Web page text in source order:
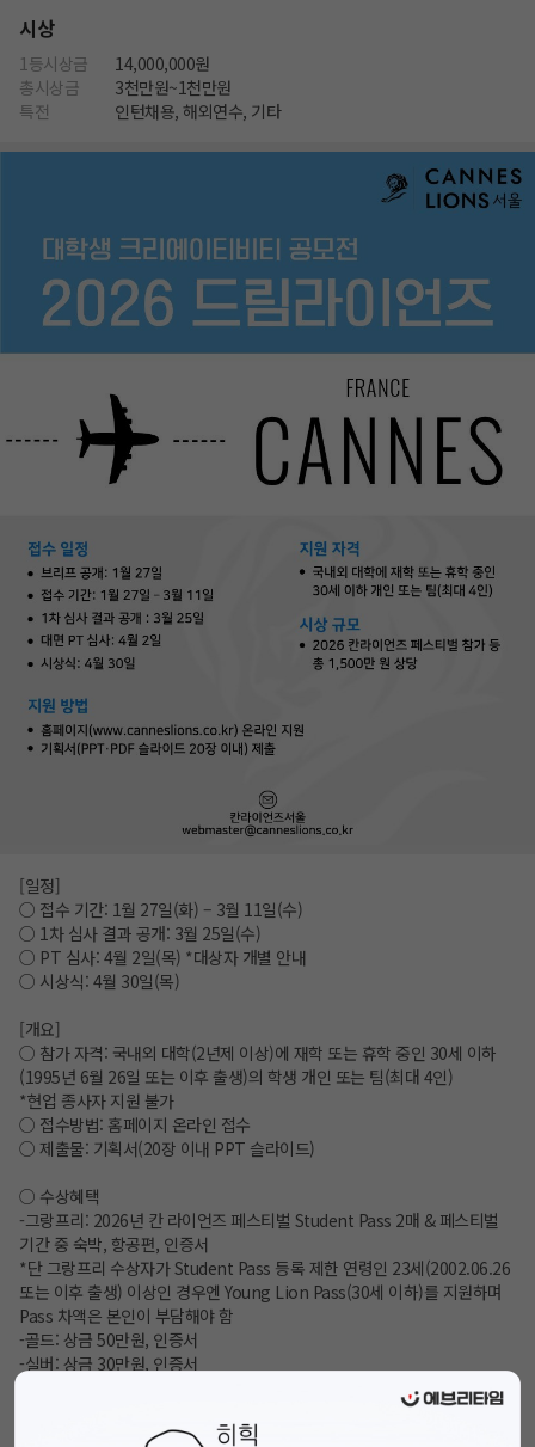
시상
1등시상금
14,000,000원
총시상금
3천만원~1천만원
특전
인턴채용, 해외연수, 기타
[일정]
○ 접수 기간: 1월 27일(화) – 3월 11일(수)
○ 1차 심사 결과 공개: 3월 25일(수)
○ PT 심사: 4월 2일(목) *대상자 개별 안내
○ 시상식: 4월 30일(목)
[개요]
○ 참가 자격: 국내외 대학(2년제 이상)에 재학 또는 휴학 중인 30세 이하
(1995년 6월 26일 또는 이후 출생)의 학생 개인 또는 팀(최대 4인)
*현업 종사자 지원 불가
○ 접수방법: 홈페이지 온라인 접수
○ 제출물: 기획서(20장 이내 PPT 슬라이드)
○ 수상혜택
-그랑프리: 2026년 칸 라이언즈 페스티벌 Student Pass 2매 & 페스티벌
기간 중 숙박, 항공편, 인증서
*단 그랑프리 수상자가 Student Pass 등록 제한 연령인 23세(2002.06.26
또는 이후 출생) 이상인 경우엔 Young Lion Pass(30세 이하)를 지원하며
Pass 차액은 본인이 부담해야 함
-골드: 상금 50만원, 인증서
-실버: 상금 30만원, 인증서
* 본선진출 팀과 입상자 전원에게 2026 칸라이언즈서울 입장권(80만원 상